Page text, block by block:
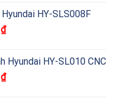
HY-SLS008F
₫
Hyundai HY-SL010 CNC
₫